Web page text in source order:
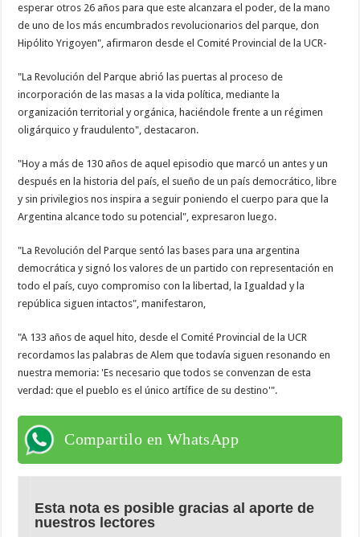
esperar otros 26 años para que este alcanzara el poder, de la mano
de uno de los más encumbrados revolucionarios del parque, don
Hipólito Yrigoyen", afirmaron desde el Comité Provincial de la UCR-
"La Revolución del Parque abrió las puertas al proceso de
incorporación de las masas a la vida política, mediante la
organización territorial y orgánica, haciéndole frente a un régimen
oligárquico y fraudulento", destacaron.
"Hoy a más de 130 años de aquel episodio que marcó un antes y un
después en la historia del país, el sueño de un país democrático, libre
y sin privilegios nos inspira a seguir poniendo el cuerpo para que la
Argentina alcance todo su potencial", expresaron luego.
"La Revolución del Parque sentó las bases para una argentina
democrática y signó los valores de un partido con representación en
todo el país, cuyo compromiso con la libertad, la Igualdad y la
república siguen intactos", manifestaron,
"A 133 años de aquel hito, desde el Comité Provincial de la UCR
recordamos las palabras de Alem que todavía siguen resonando en
nuestra memoria: 'Es necesario que todos se convenzan de esta
verdad: que el pueblo es el único artífice de su destino'".
Compartilo en WhatsApp
Esta nota es posible gracias al aporte de
nuestros lectores